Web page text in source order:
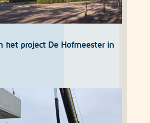
het project De Hofmeester in